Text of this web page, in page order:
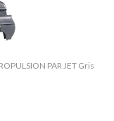
PAR JET Gris